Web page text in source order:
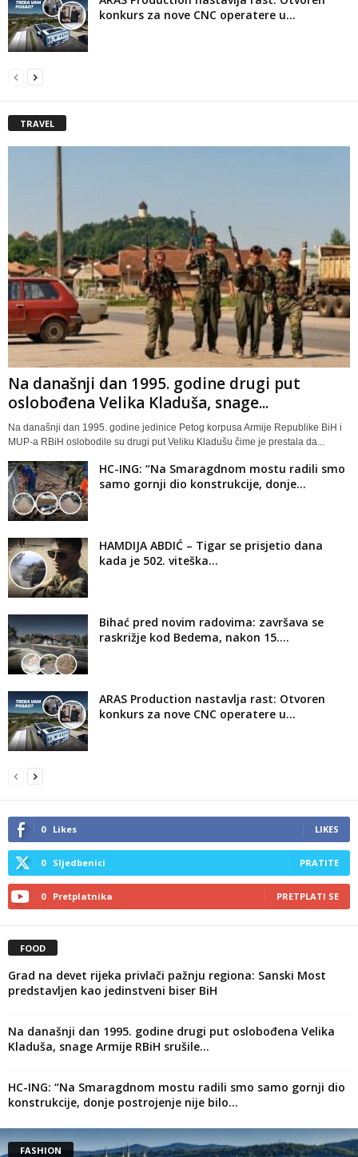
konkurs za nove CNC operatere u...
TRAVEL
Na današnji dan 1995. godine drugi put
oslobođena Velika Kladuša, snage...
Na današnji dan 1995. godine jedinice Petog korpusa Armije Republike BiH i
MUP-a RBiH oslobodile su drugi put Veliku Kladušu čime je prestala da...
HC-ING: “Na Smaragdnom mostu radili smo
samo gornji dio konstrukcije, donje...
HAMDIJA ABDIĆ – Tigar se prisjetio dana
kada je 502. viteška...
Bihać pred novim radovima: završava se
raskrižje kod Bedema, nakon 15....
ARAS Production nastavlja rast: Otvoren
konkurs za nove CNC operatere u...
0 Likes LIKES
0 Sljedbenici PRATITE
0 Pretplatnika PRETPLATI SE
FOOD
Grad na devet rijeka privlači pažnju regiona: Sanski Most
predstavljen kao jedinstveni biser BiH
Na današnji dan 1995. godine drugi put oslobođena Velika
Kladuša, snage Armije RBiH srušile...
HC-ING: “Na Smaragdnom mostu radili smo samo gornji dio
konstrukcije, donje postrojenje nije bilo...
FASHION